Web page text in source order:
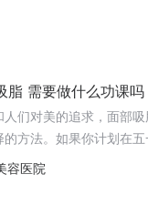
脂 需要做什么功课吗
们对美的追求，面部
方法。如果你计划在
容医院